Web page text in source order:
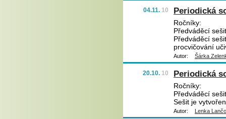
04.11. 10 Periodická
Ročníky:
Předváděcí
Předváděcí
procvičování
Autor: Šárka
20.10. 10 Periodická
Ročníky:
Předváděcí
Sešit je
Autor: Lenka